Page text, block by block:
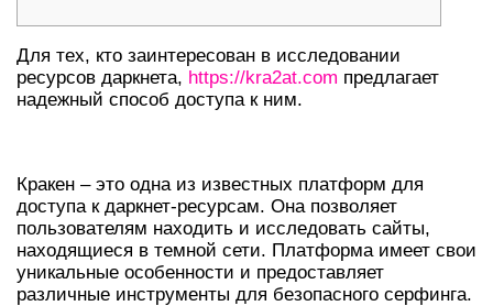
Для тех, кто заинтересован в исследовании
ресурсов даркнета, https://kra2at.com предлагает
надежный способ доступа к ним.
Кракен – это одна из известных платформ для
доступа к даркнет-ресурсам. Она позволяет
пользователям находить и исследовать сайты,
находящиеся в темной сети. Платформа имеет свои
уникальные особенности и предоставляет
различные инструменты для безопасного серфинга.